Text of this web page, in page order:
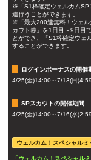
※「S1枠確定ウェルカムSP
連行うことができます。
※「最大200連無料！ウェル
カウト券」を1日目～9日目
とができ、「S1枠確定ウェ
することができます。
ログインボーナスの開催
4/25(金)14:00～7/13(日)4:59
SPスカウトの開催期間
4/25(金)14:00～7/16(水)2:59
ウェルカム！スペシャルミ
「ウェルカム！スペシャル